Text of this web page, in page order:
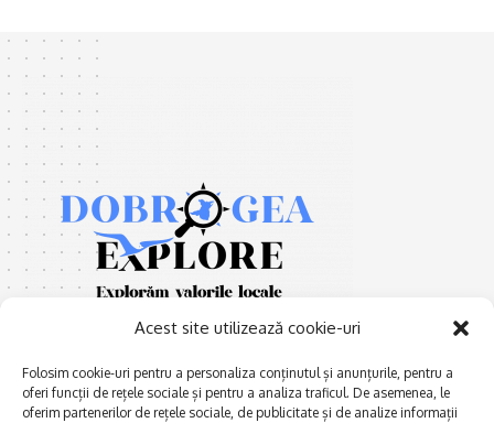
Acest site utilizează cookie-uri
Folosim cookie-uri pentru a personaliza conținutul și anunțurile, pentru a
oferi funcții de rețele sociale și pentru a analiza traficul. De asemenea, le
oferim partenerilor de rețele sociale, de publicitate și de analize informații